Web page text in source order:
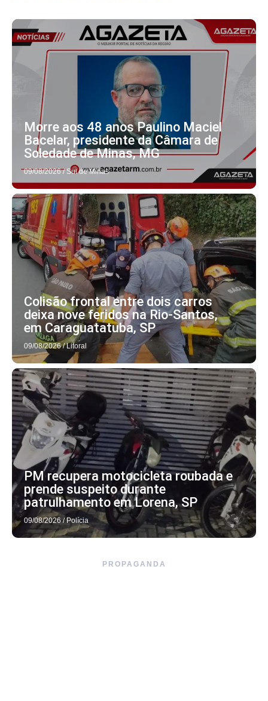
Morre aos 48 anos Paulino Maciel
Bacelar, presidente da Câmara de
Soledade de Minas, MG
09/08/2026 / Sul de Minas
Colisão frontal entre dois carros
deixa nove feridos na Rio-Santos,
em Caraguatatuba, SP
09/08/2026 / Litoral
PM recupera motocicleta roubada e
prende suspeito durante
patrulhamento em Lorena, SP
09/08/2026 / Polícia
PROPAGANDA